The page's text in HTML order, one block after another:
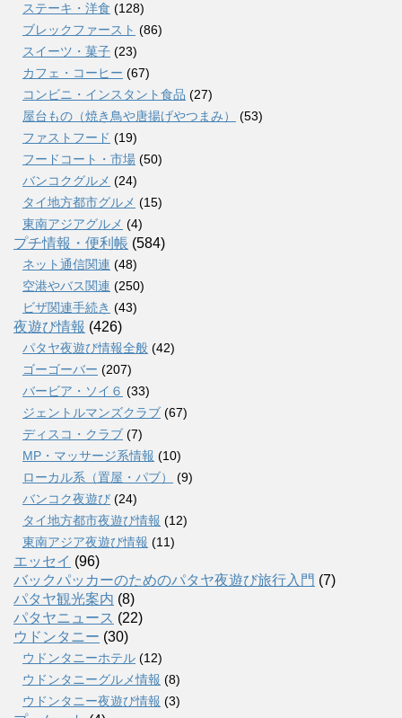
ステーキ・洋食 (128)
ブレックファースト (86)
スイーツ・菓子 (23)
カフェ・コーヒー (67)
コンビニ・インスタント食品 (27)
屋台もの（焼き鳥や唐揚げやつまみ）
(53)
ファストフード (19)
フードコート・市場 (50)
バンコクグルメ (24)
タイ地方都市グルメ (15)
東南アジアグルメ (4)
プチ情報・便利帳 (584)
ネット通信関連 (48)
空港やバス関連 (250)
ビザ関連手続き (43)
夜遊び情報 (426)
パタヤ夜遊び情報全般 (42)
ゴーゴーバー (207)
バービア・ソイ６ (33)
ジェントルマンズクラブ (67)
ディスコ・クラブ (7)
MP・マッサージ系情報 (10)
ローカル系（置屋・パブ）
(9)
バンコク夜遊び (24)
タイ地方都市夜遊び情報 (12)
東南アジア夜遊び情報 (11)
エッセイ (96)
バックパッカーのためのパタヤ夜遊び旅行入門 (7)
パタヤ観光案内 (8)
パタヤニュース (22)
ウドンタニー (30)
ウドンタニーホテル (12)
ウドンタニーグルメ情報 (8)
ウドンタニー夜遊び情報 (3)